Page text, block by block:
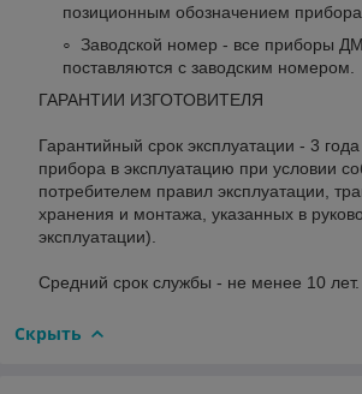
позиционным обозначением прибора
Заводской номер - все приборы
поставляются с заводским номером.
ГАРАНТИИ ИЗГОТОВИТЕЛЯ
Гарантийный срок эксплуатации - 3
прибора в эксплуатацию при условии
потребителем правил эксплуатации,
хранения и монтажа, указанных в
эксплуатации).
Средний срок службы - не менее 10 лет.
Скрыть